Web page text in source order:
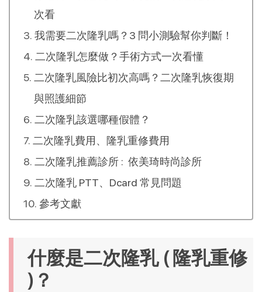
次看
我需要二次隆乳嗎？3 問小測驗幫你判斷！
二次隆乳怎麼做？手術方式一次看懂
二次隆乳風險比初次高嗎？二次隆乳恢復期
與照護細節
二次隆乳該選哪種假體？
二次隆乳費用、隆乳重修費用
二次隆乳推薦診所 : 依美琦時尚診所
二次隆乳 PTT、Dcard 常見問題
參考文獻
什麼是二次隆乳 ( 隆乳重修
)？